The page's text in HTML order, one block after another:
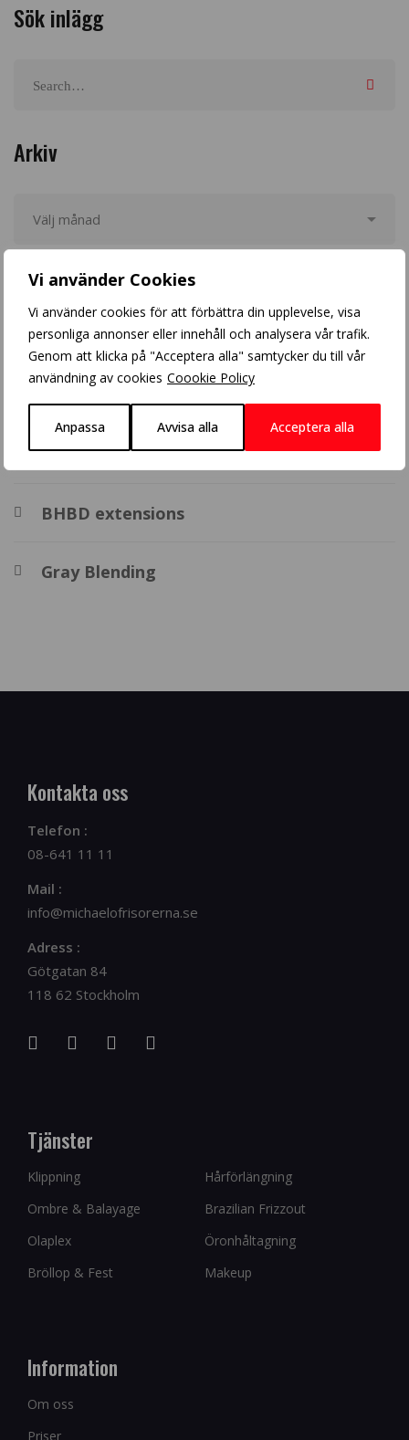
Vi använder Cookies
Vi använder cookies för att förbättra din upplevelse, visa
personliga annonser eller innehåll och analysera vår trafik.
Genom att klicka på "Acceptera alla" samtycker du till vår
användning av cookies Coookie Policy
Anpassa Avvisa alla Acceptera alla
Sök inlägg
Arkiv
Populära inlägg
Blonde balayage
Balayage
BHBD extensions
Gray Blending
Kontakta oss
Telefon :
08-641 11 11
Mail :
info@michaelofrisorerna.se
Adress :
Götgatan 84
118 62 Stockholm
Tjänster
Klippning
Hårförlängning
Ombre & Balayage
Brazilian Frizzout
Olaplex
Öronhåltagning
Bröllop & Fest
Makeup
Information
Om oss
Priser